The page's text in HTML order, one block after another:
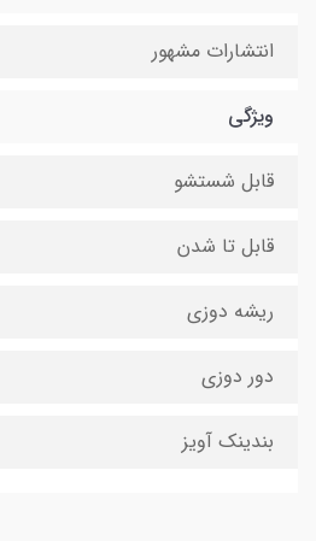
انتشارات مشهور
ویژگی
قابل شستشو
قابل تا شدن
ریشه دوزی
دور دوزی
بندینک آویز